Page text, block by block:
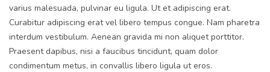
varius malesuada, pulvinar eu ligula. Ut et adipiscing erat.
Curabitur adipiscing erat vel libero tempus congue. Nam pharetra
interdum vestibulum. Aenean gravida mi non aliquet porttitor.
Praesent dapibus, nisi a faucibus tincidunt, quam dolor
condimentum metus, in convallis libero ligula ut eros.